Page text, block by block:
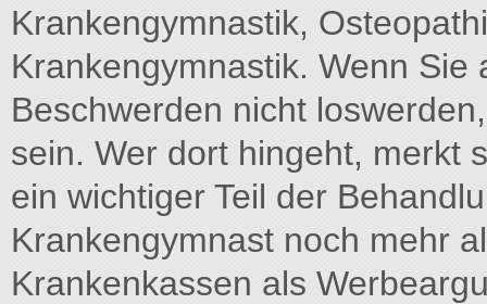
Krankengymnastik,
Krankengymnastik. Wenn
Beschwerden nicht
sein. Wer dort hingeht, merkt
ein wichtiger Teil der
Krankengymnast noch mehr
Krankenkassen als